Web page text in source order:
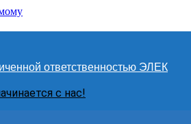
ответственностью ЭЛЕК
с нас!